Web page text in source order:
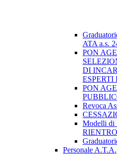
ATA a.s.
PON
DI
ESPERTI
PON
Revoca
Modelli di
Personale A.T.A.